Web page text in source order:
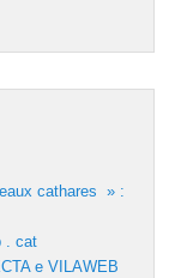
cathares » :
. cat
e VILAWEB